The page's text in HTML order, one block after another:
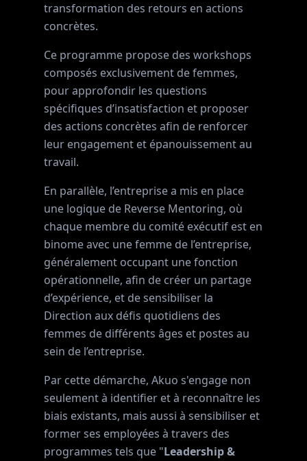
transformation des retours en actions
concrètes.
Ce programme propose des workshops
composés exclusivement de femmes,
pour approfondir les questions
spécifiques d’insatisfaction et proposer
des actions concrètes afin de renforcer
leur engagement et épanouissement au
travail.
En parallèle, l’entreprise a mis en place
une logique de Reverse Mentoring, où
chaque membre du comité exécutif est en
binome avec une femme de l’entreprise,
généralement occupant une fonction
opérationnelle, afin de créer un partage
d’expérience, et de sensibiliser la
Direction aux défis quotidiens des
femmes de différents âges et postes au
sein de l’entreprise.
Par cette démarche, Akuo s'engage non
seulement à identifier et à reconnaître les
biais existants, mais aussi à sensibiliser et
former ses employées à travers des
programmes tels que "Leadership &